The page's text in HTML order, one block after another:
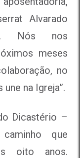
Alvarado
Nós nos
meses
no
na Igreja”.
Dicastério –
que
oito anos.